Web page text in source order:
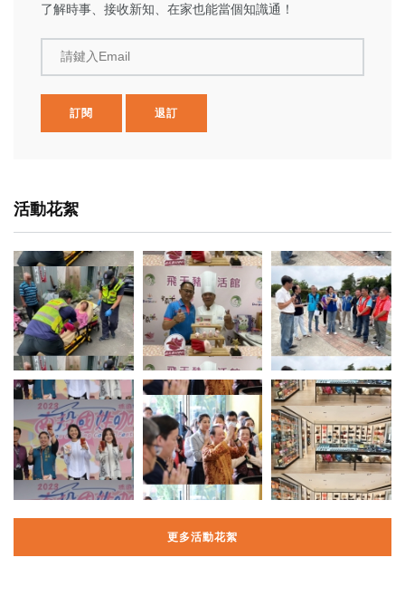
了解時事、接收新知、在家也能當個知識通！
請鍵入Email
訂閱 退訂
活動花絮
更多活動花絮